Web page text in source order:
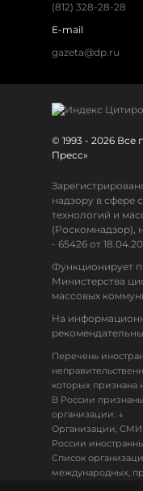
(812) 328-28-28
E-mail
gazeta@dp.ru
© 1993 - 2026
Пресс»
надзору в сфере
технологий и
(Роскомнадзор),
- 65426 от
Функционирует
Министерства
массовых
На
Перечень
которых признана
В России
организации: ↓
Организации, СМИ
России
Список
международных,